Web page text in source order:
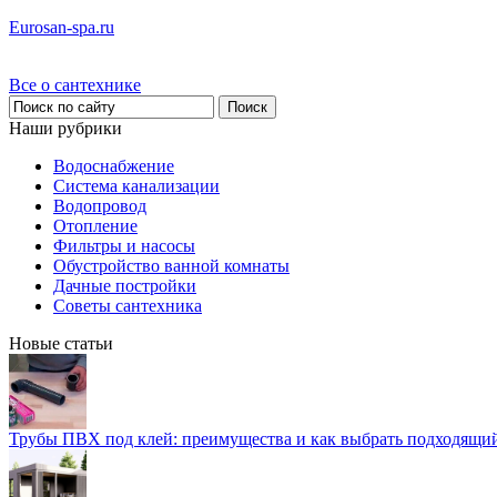
Eurosan-spa.ru
Все о сантехнике
Наши рубрики
Водоснабжение
Система канализации
Водопровод
Отопление
Фильтры и насосы
Обустройство ванной комнаты
Дачные постройки
Советы сантехника
Новые статьи
Трубы ПВХ под клей: преимущества и как выбрать